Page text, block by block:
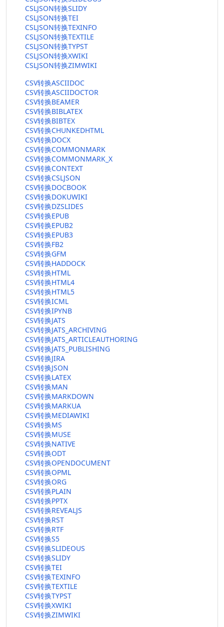
CSLJSON转换SLIDY
CSLJSON转换TEI
CSLJSON转换TEXINFO
CSLJSON转换TEXTILE
CSLJSON转换TYPST
CSLJSON转换XWIKI
CSLJSON转换ZIMWIKI
CSV转换ASCIIDOC
CSV转换ASCIIDOCTOR
CSV转换BEAMER
CSV转换BIBLATEX
CSV转换BIBTEX
CSV转换CHUNKEDHTML
CSV转换DOCX
CSV转换COMMONMARK
CSV转换COMMONMARK_X
CSV转换CONTEXT
CSV转换CSLJSON
CSV转换DOCBOOK
CSV转换DOKUWIKI
CSV转换DZSLIDES
CSV转换EPUB
CSV转换EPUB2
CSV转换EPUB3
CSV转换FB2
CSV转换GFM
CSV转换HADDOCK
CSV转换HTML
CSV转换HTML4
CSV转换HTML5
CSV转换ICML
CSV转换IPYNB
CSV转换JATS
CSV转换JATS_ARCHIVING
CSV转换JATS_ARTICLEAUTHORING
CSV转换JATS_PUBLISHING
CSV转换JIRA
CSV转换JSON
CSV转换LATEX
CSV转换MAN
CSV转换MARKDOWN
CSV转换MARKUA
CSV转换MEDIAWIKI
CSV转换MS
CSV转换MUSE
CSV转换NATIVE
CSV转换ODT
CSV转换OPENDOCUMENT
CSV转换OPML
CSV转换ORG
CSV转换PLAIN
CSV转换PPTX
CSV转换REVEALJS
CSV转换RST
CSV转换RTF
CSV转换S5
CSV转换SLIDEOUS
CSV转换SLIDY
CSV转换TEI
CSV转换TEXINFO
CSV转换TEXTILE
CSV转换TYPST
CSV转换XWIKI
CSV转换ZIMWIKI